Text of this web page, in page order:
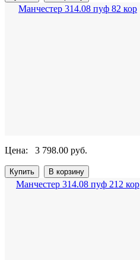
Манчестер 314.08 пуф 82 кор
Цена: 3 798.00 руб.
Манчестер 314.08 пуф 212 кор